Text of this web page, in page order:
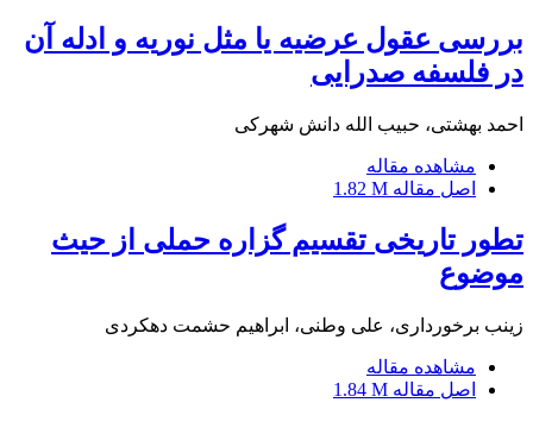
بررسی عقول عرضیه یا مثل نوریه و ادله آن
در فلسفه صدرایی
احمد بهشتی، حبیب الله دانش شهرکی
مشاهده مقاله
اصل مقاله 1.82 M
تطور تاریخی تقسیم گزاره حملی از حیث
موضوع
زینب برخورداری، علی وطنی، ابراهیم حشمت دهکردی
مشاهده مقاله
اصل مقاله 1.84 M